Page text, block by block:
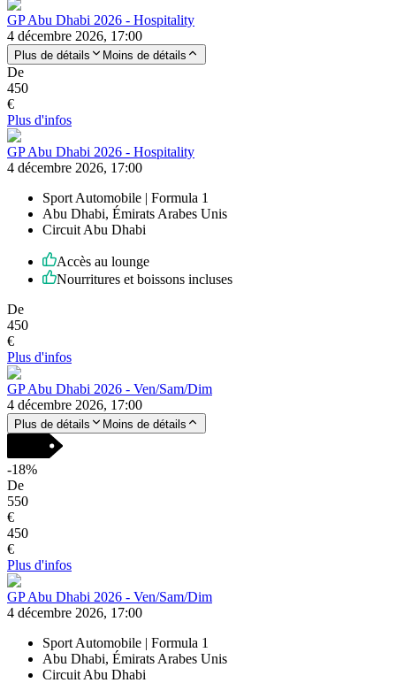
GP Abu Dhabi 2026 - Hospitality
4 décembre 2026, 17:00
Plus de détails Moins de détails
De
450
€
Plus d'infos
GP Abu Dhabi 2026 - Hospitality
4 décembre 2026, 17:00
Sport Automobile | Formula 1
Abu Dhabi, Émirats Arabes Unis
Circuit Abu Dhabi
Accès au lounge
Nourritures et boissons incluses
De
450
€
Plus d'infos
GP Abu Dhabi 2026 - Ven/Sam/Dim
4 décembre 2026, 17:00
Plus de détails Moins de détails
-18%
De
550
€
450
€
Plus d'infos
GP Abu Dhabi 2026 - Ven/Sam/Dim
4 décembre 2026, 17:00
Sport Automobile | Formula 1
Abu Dhabi, Émirats Arabes Unis
Circuit Abu Dhabi